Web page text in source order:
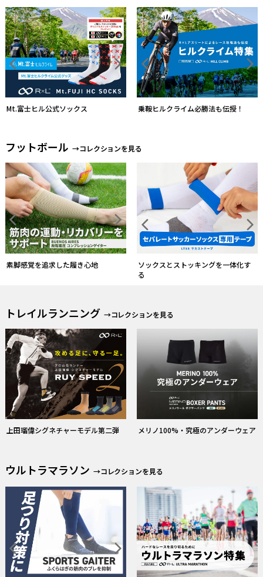
Mt.富士ヒル公式ソックス FITグローブレビューキャンペーン中
フットボール →コレクションを見る
形状・厚さから自分のモデルを選ぶ
ソックスとストッキングを一体化す
る
トレイルランニング →コレクションを見る
上田瑠偉シグネチャーモデル第二弾 メリノ100%・究極のアンダーウェア
ウルトラマラソン →コレクションを見る